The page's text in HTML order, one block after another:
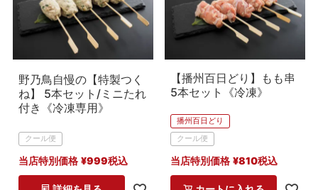
野乃鳥自慢の【特製つく
ね】 5本セット/ミニたれ
付き《冷凍専用》
クール便
当店特別価格 ¥999税込
【播州百日どり】もも串
5本セット《冷凍》
播州百日どり
クール便
当店特別価格 ¥810税込